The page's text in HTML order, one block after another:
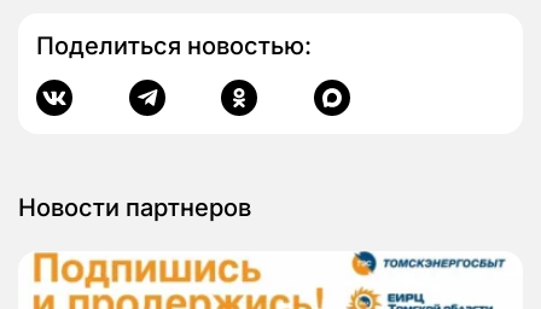
Поделиться новостью:
Новости партнеров